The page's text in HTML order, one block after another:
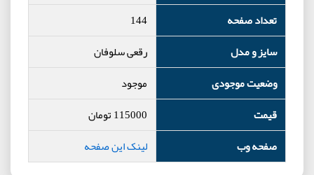
تعداد صفحه
144
سایز و مدل
رقعی سلوفان
وضعیت موجودی
موجود
قیمت
115000تومان
صفحه وب
لینک این صفحه